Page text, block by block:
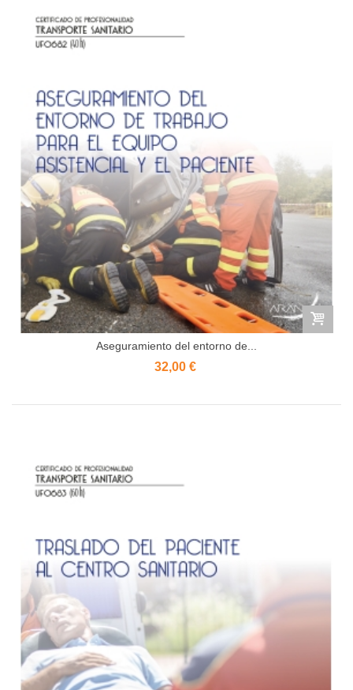
Aseguramiento del entorno de...
32,00 €